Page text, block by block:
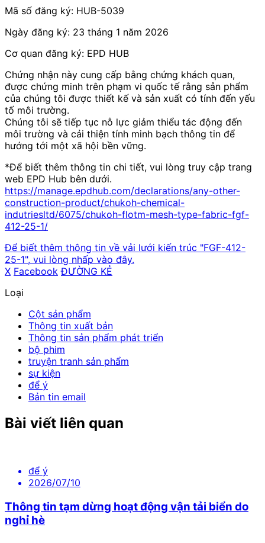
Mã số đăng ký: HUB-5039
Ngày đăng ký: 23 tháng 1 năm 2026
Cơ quan đăng ký: EPD HUB
Chứng nhận này cung cấp bằng chứng khách quan,
được chứng minh trên phạm vi quốc tế rằng sản phẩm
của chúng tôi được thiết kế và sản xuất có tính đến yếu
tố môi trường.
Chúng tôi sẽ tiếp tục nỗ lực giảm thiểu tác động đến
môi trường và cải thiện tính minh bạch thông tin để
hướng tới một xã hội bền vững.
*Để biết thêm thông tin chi tiết, vui lòng truy cập trang
web EPD Hub bên dưới.
https://manage.epdhub.com/declarations/any-other-
construction-product/chukoh-chemical-
indutriesltd/6075/chukoh-flotm-mesh-type-fabric-fgf-
412-25-1/
Để biết thêm thông tin về vải lưới kiến trúc "FGF-412-
25-1", vui lòng nhấp vào đây.
X Facebook ​ ​ĐƯỜNG KẺ
Loại
Cột sản phẩm
Thông tin xuất bản
Thông tin sản phẩm phát triển
bộ phim
truyện tranh sản phẩm
sự kiện
để ý
Bản tin email
Bài viết liên quan
để ý
2026/07/10
Thông tin tạm dừng hoạt động vận tải biển do
nghỉ hè